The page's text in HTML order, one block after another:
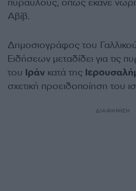
Αβίβ.
Δημοσιογράφος του
Ειδήσεων μεταδίδει για τις
του Ιράν κατά της
σχετική προειδοποίηση του
ΔΙΑΦΗΜΙΣΗ